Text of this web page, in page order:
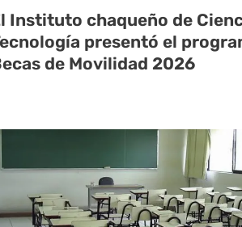
Instituto chaqueño de
presentó el
de Movilidad 2026